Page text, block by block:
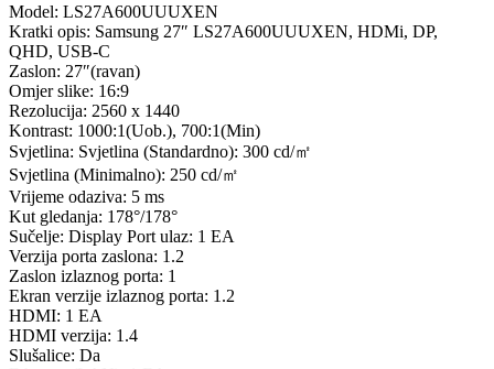
Model: LS27A600UUUXEN
Kratki opis: Samsung 27″ LS27A600UUUXEN, HDMi, DP,
QHD, USB-C
Zaslon: 27″(ravan)
Omjer slike: 16:9
Rezolucija: 2560 x 1440
Kontrast: 1000:1(Uob.), 700:1(Min)
Svjetlina: Svjetlina (Standardno): 300 cd/㎡
Svjetlina (Minimalno): 250 cd/㎡
Vrijeme odaziva: 5 ms
Kut gledanja: 178°/178°
Sučelje: Display Port ulaz: 1 EA
Verzija porta zaslona: 1.2
Zaslon izlaznog porta: 1
Ekran verzije izlaznog porta: 1.2
HDMI: 1 EA
HDMI verzija: 1.4
Slušalice: Da